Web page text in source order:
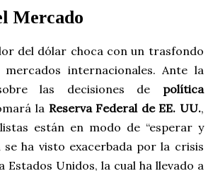
Mercado
del dólar choca con un trasfondo
internacionales. Ante la
las decisiones de política
la Reserva Federal de EE. UU.,
están en modo de “esperar y
se ha visto exacerbada por la crisis
Estados Unidos, la cual ha llevado a